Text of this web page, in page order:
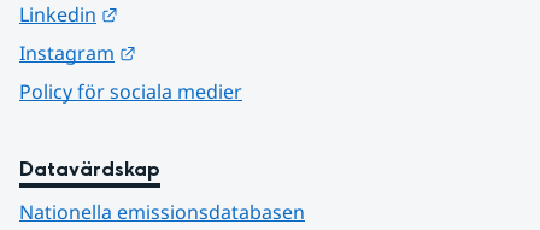
Linkedin
Instagram
Policy för sociala medier
Datavärdskap
Nationella emissionsdatabasen